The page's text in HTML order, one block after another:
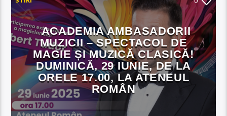
ACADEMIA AMBASADORII
MUZICII – SPECTACOL DE
MAGIE ȘI MUZICĂ CLASICĂ!
DUMINICĂ, 29 IUNIE, DE LA
ORELE 17.00, LA ATENEUL
ROMÂN